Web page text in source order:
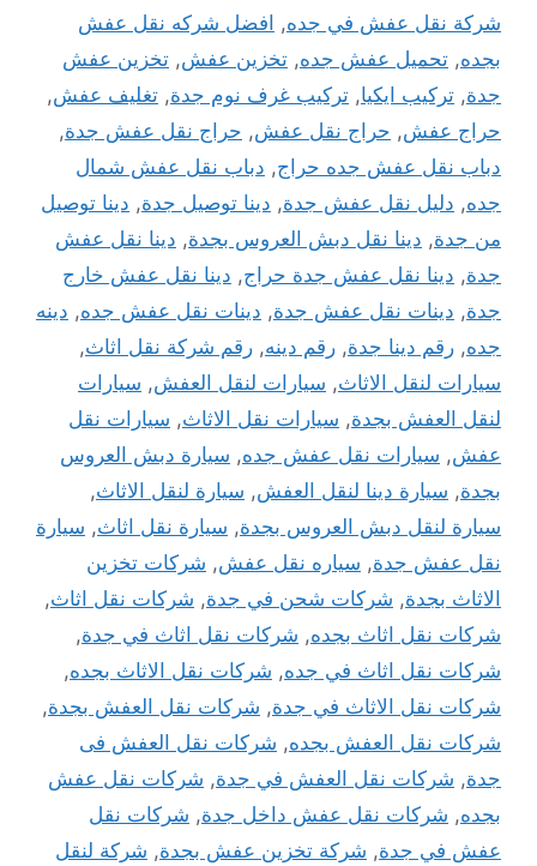
شركة نقل عفش في جده, افضل شركه نقل عفش
بجده, تحميل عفش جده, تخزين عفش, تخزين عفش
جدة, تركيب ايكيا, تركيب غرف نوم جدة, تغليف عفش,
حراج عفش, حراج نقل عفش, حراج نقل عفش جدة,
دباب نقل عفش جده حراج, دباب نقل عفش شمال
جده, دليل نقل عفش جدة, دينا توصيل جدة, دينا توصيل
من جدة, دينا نقل دبش العروس بجدة, دينا نقل عفش
جدة, دينا نقل عفش جدة حراج, دينا نقل عفش خارج
جدة, دينات نقل عفش جدة, دينات نقل عفش جده, دينه
جده, رقم دينا جدة, رقم دينه, رقم شركة نقل اثاث,
سيارات لنقل الاثاث, سيارات لنقل العفش, سيارات
لنقل العفش بجدة, سيارات نقل الاثاث, سيارات نقل
عفش, سيارات نقل عفش جده, سيارة دبش العروس
بجدة, سيارة دينا لنقل العفش, سيارة لنقل الاثاث,
سيارة لنقل دبش العروس بجدة, سيارة نقل اثاث, سيارة
نقل عفش جدة, سياره نقل عفش, شركات تخزين
الاثاث بجدة, شركات شحن في جدة, شركات نقل اثاث,
شركات نقل اثاث بجده, شركات نقل اثاث في جدة,
شركات نقل اثاث في جده, شركات نقل الاثاث بجده,
شركات نقل الاثاث في جدة, شركات نقل العفش بجدة,
شركات نقل العفش بجده, شركات نقل العفش فى
جدة, شركات نقل العفش في جدة, شركات نقل عفش
بجده, شركات نقل عفش داخل جدة, شركات نقل
عفش في جدة, شركة تخزين عفش بجدة, شركة لنقل